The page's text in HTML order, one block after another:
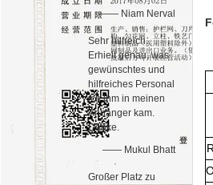
—— Niam Nerval
Sehr hilfreich.
Erhielt genau, was
gewünschtes und
hilfreiches Personal
ich ihm in meinen
Anhänger kam.
Danke.
—— Mukul Bhatt
Großer Platz zu